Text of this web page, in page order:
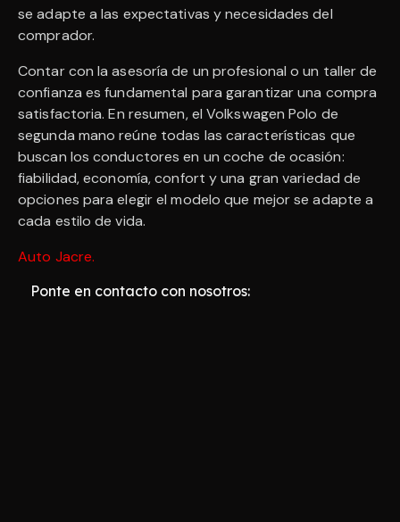
se adapte a las expectativas y necesidades del
comprador.
Contar con la asesoría de un profesional o un taller de
confianza es fundamental para garantizar una compra
satisfactoria. En resumen, el Volkswagen Polo de
segunda mano reúne todas las características que
buscan los conductores en un coche de ocasión:
fiabilidad, economía, confort y una gran variedad de
opciones para elegir el modelo que mejor se adapte a
cada estilo de vida.
Auto Jacre.
Ponte en contacto con nosotros: